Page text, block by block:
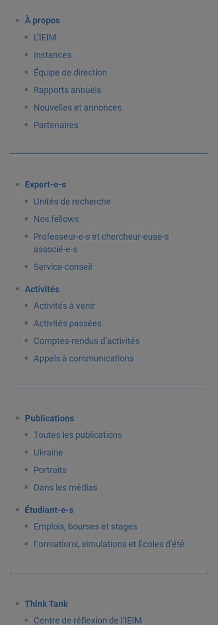
À propos
L’IEIM
Instances
Équipe de direction
Rapports annuels
Nouvelles et annonces
Partenaires
Expert-e-s
Unités de recherche
Nos fellows
Professeur-e-s et chercheur-euse-s
associé-e-s
Service-conseil
Activités
Activités à venir
Activités passées
Comptes-rendus d’activités
Appels à communications
Publications
Toutes les publications
Ukraine
Portraits
Dans les médias
Étudiant-e-s
Emplois, bourses et stages
Formations, simulations et Écoles d’été
Think Tank
Centre de réflexion de l’IEIM